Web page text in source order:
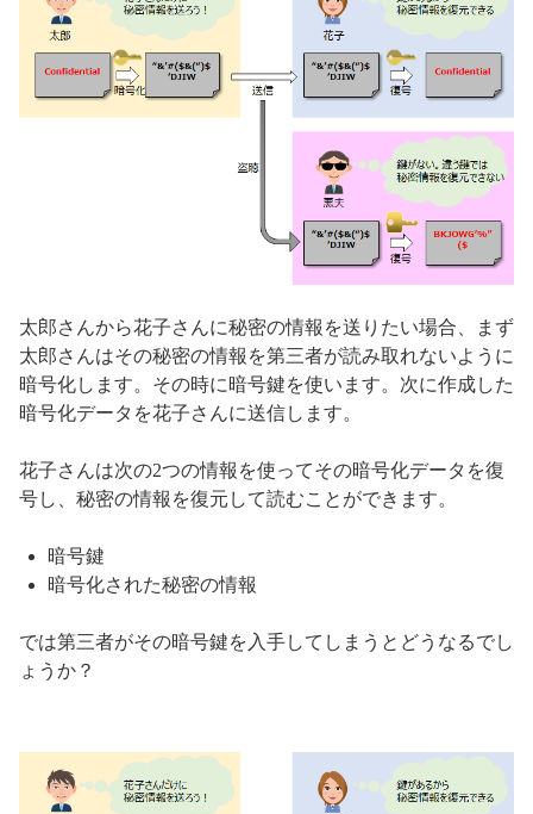
太郎さんから花子さんに秘密の情報を送りたい場合、まず
太郎さんはその秘密の情報を第三者が読み取れないように
暗号化します。その時に暗号鍵を使います。次に作成した
暗号化データを花子さんに送信します。
花子さんは次の2つの情報を使ってその暗号化データを復
号し、秘密の情報を復元して読むことができます。
暗号鍵
暗号化された秘密の情報
では第三者がその暗号鍵を入手してしまうとどうなるでし
ょうか？